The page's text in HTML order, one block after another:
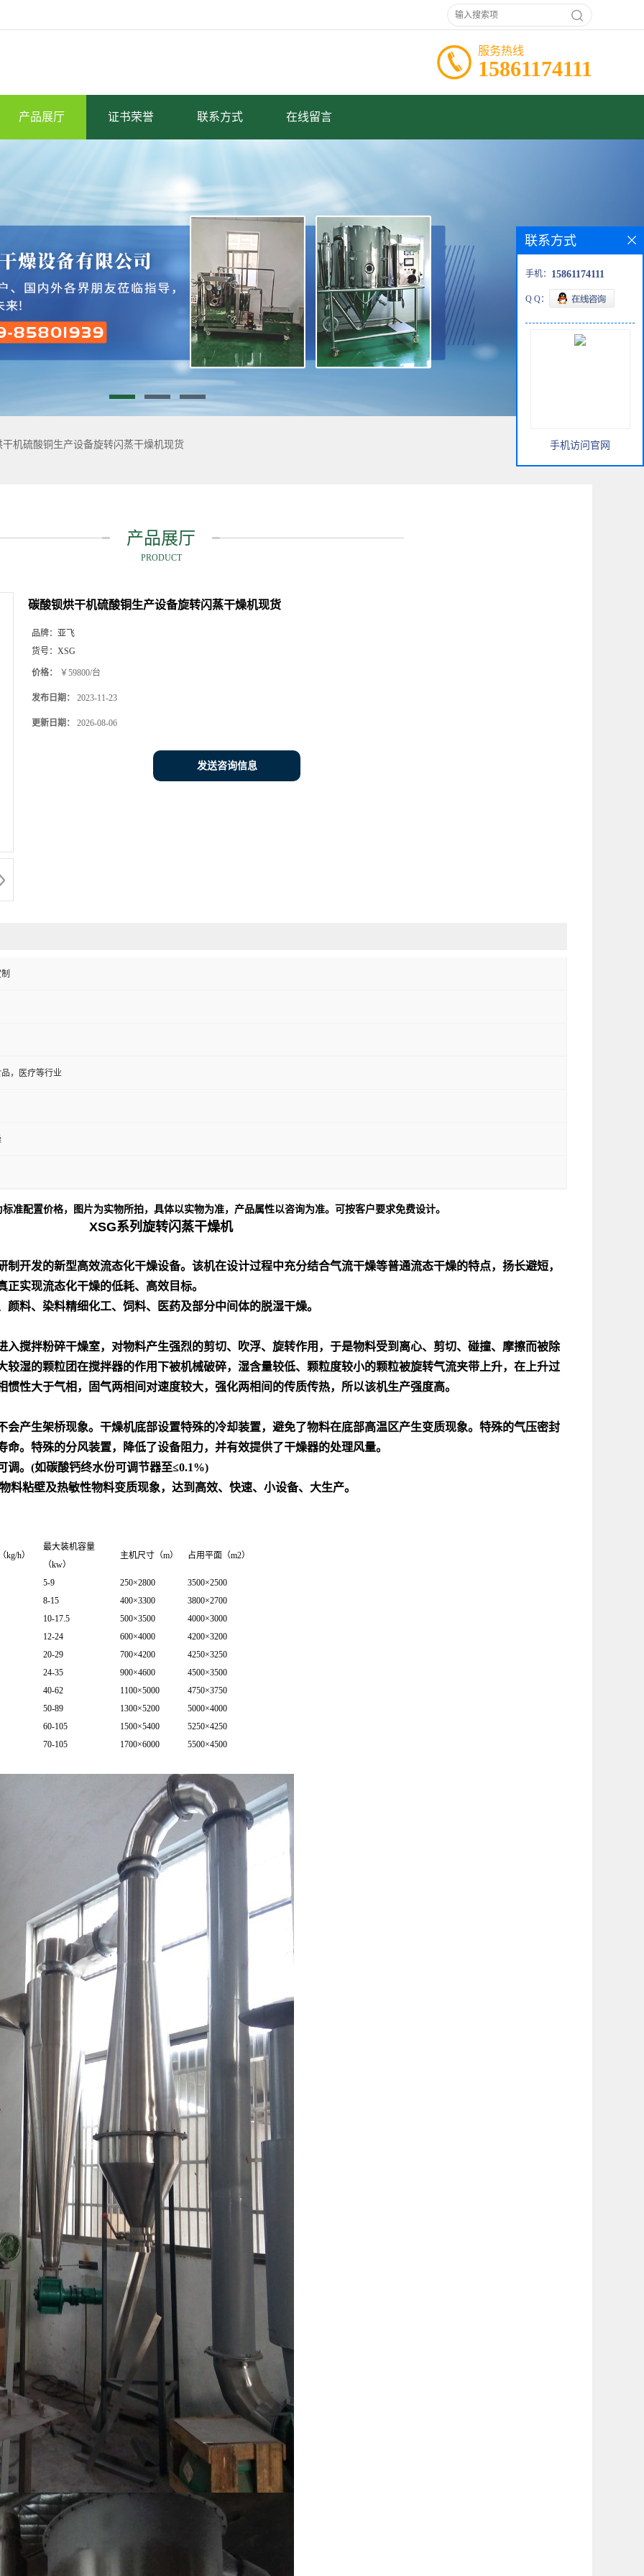
服务热线
15861174111
产品展厅 证书荣誉 联系方式 在线留言
干机硫酸铜生产设备旋转闪蒸干燥机现货
产品展厅
PRODUCT
碳酸钡烘干机硫酸铜生产设备旋转闪蒸干燥机现货
品牌： 亚飞
货号： XSG
价格： ￥59800/台
发布日期： 2023-11-23
更新日期： 2026-08-06
发送咨询信息
，医疗等行业
准配置价格，图片为实物所拍，具体以实物为准，产品属性以咨询为准。可按客户要求免费设计。
XSG系列旋转闪蒸干燥机
开发的新型高效流态化干燥设备。该机在设计过程中充分结合气流干燥等普通流态干燥的特点，扬长避短，
实现流态化干燥的低耗、高效目标。
料、染料精细化工、饲料、医药及部分中间体的脱湿干燥。
搅拌粉碎干燥室，对物料产生强烈的剪切、吹浮、旋转作用，于是物料受到离心、剪切、碰撞、摩擦而被除
湿的颗粒团在搅拌器的作用下被机械破碎，湿含量较低、颗粒度较小的颗粒被旋转气流夹带上升，在上升过
性大于气相，固气两相间对速度较大，强化两相间的传质传热，所以该机生产强度高。
产生架桥现象。干燥机底部设置特殊的冷却装置，避免了物料在底部高温区产生变质现象。特殊的气压密封
。特殊的分风装置，降低了设备阻力，并有效提供了干燥器的处理风量。
调。(如碳酸钙终水份可调节器至≤0.1%)
料粘壁及热敏性物料变质现象，达到高效、快速、小设备、大生产。
kg/h）
最大装机容量
（kw）
主机尺寸（m） 占用平面（m2）
5-9 250×2800
3500×2500
8-15
400×3300
3800×2700
10-17.5
500×3500
4000×3000
12-24
600×4000
4200×3200
20-29
700×4200
4250×3250
24-35
900×4600
4500×3500
40-62
1100×5000
4750×3750
50-89
1300×5200
5000×4000
60-105
1500×5400
5250×4250
70-105
1700×6000 5500×4500
联系方式
手机： 15861174111
Q Q：
手机访问官网